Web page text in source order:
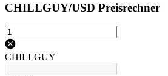
CHILLGUY/USD Preisrechner
CHILLGUY